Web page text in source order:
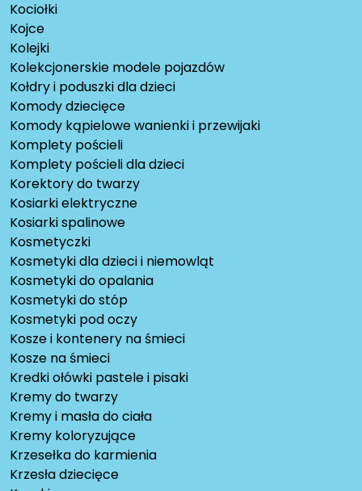
Kociołki
Kojce
Kolejki
Kolekcjonerskie modele pojazdów
Kołdry i poduszki dla dzieci
Komody dziecięce
Komody kąpielowe wanienki i przewijaki
Komplety pościeli
Komplety pościeli dla dzieci
Korektory do twarzy
Kosiarki elektryczne
Kosiarki spalinowe
Kosmetyczki
Kosmetyki dla dzieci i niemowląt
Kosmetyki do opalania
Kosmetyki do stóp
Kosmetyki pod oczy
Kosze i kontenery na śmieci
Kosze na śmieci
Kredki ołówki pastele i pisaki
Kremy do twarzy
Kremy i masła do ciała
Kremy koloryzujące
Krzesełka do karmienia
Krzesła dziecięce